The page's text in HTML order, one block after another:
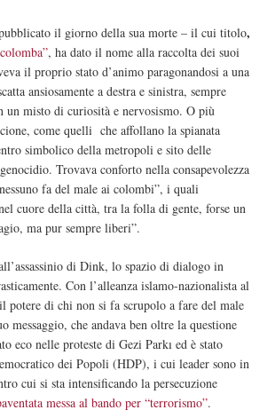
il giorno della sua morte – il cui titolo,
, ha dato il nome alla raccolta dei suoi
il proprio stato d’animo paragonandosi a una
ansiosamente a destra e sinistra, sempre
un misto di curiosità e nervosismo. O più
come quelli che affollano la spianata
simbolico della metropoli e sito delle
Trovava conforto nella consapevolezza
fa del male ai colombi”, i quali
cuore della città, tra la folla di gente, forse un
ma pur sempre liberi”.
di Dink, lo spazio di dialogo in
Con l’alleanza islamo-nazionalista al
potere di chi non si fa scrupolo a fare del male
messaggio, che andava ben oltre la questione
eco nelle proteste di Gezi Parkı ed è stato
dei Popoli (HDP), i cui leader sono in
cui si sta intensificando la persecuzione
messa al bando per “terrorismo”.